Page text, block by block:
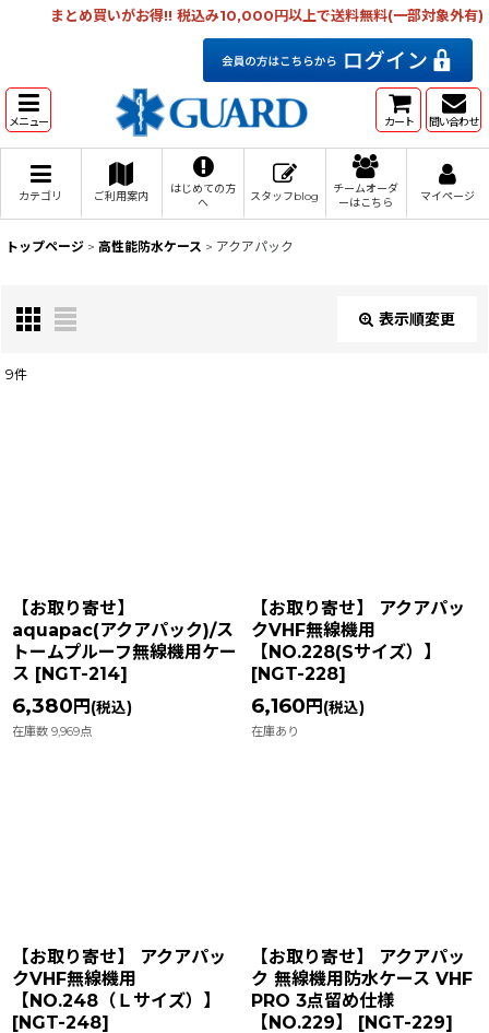
まとめ買いがお得!! 税込み10,000円以上で送料無料(一部対象外有)
メニュー カート 問い合わせ
カテゴリ ご利用案内
はじめての方
へ
スタッフblog
チームオーダ
ーはこちら
マイページ
トップページ > 高性能防水ケース > アクアパック
表示順変更
9件
【お取り寄せ】
aquapac(アクアパック)/ス
トームプルーフ無線機用ケー
ス [NGT-214]
6,380 円 (税込)
在庫数 9,969点
【お取り寄せ】 アクアパッ
クVHF無線機用
【NO.228(Sサイズ）】
[NGT-228]
6,160 円 (税込)
在庫あり
【お取り寄せ】 アクアパッ
クVHF無線機用
【NO.248（Ｌサイズ）】
[NGT-248]
【お取り寄せ】 アクアパッ
ク 無線機用防水ケース VHF
PRO 3点留め仕様
【NO.229】
[NGT-229]